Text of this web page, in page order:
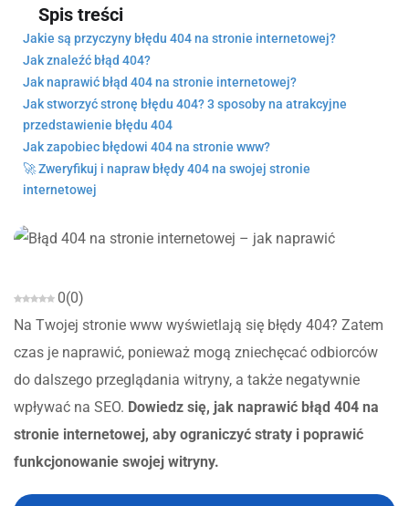
0(0)
Na Twojej stronie www wyświetlają się błędy 404? Zatem
czas je naprawić, ponieważ mogą zniechęcać odbiorców
do dalszego przeglądania witryny, a także negatywnie
wpływać na SEO. Dowiedz się, jak naprawić błąd 404 na
stronie internetowej, aby ograniczyć straty i poprawić
funkcjonowanie swojej witryny.
Spis treści
Jakie są przyczyny błędu 404 na stronie internetowej?
Jak znaleźć błąd 404?
Jak naprawić błąd 404 na stronie internetowej?
Jak stworzyć stronę błędu 404? 3 sposoby na atrakcyjne
przedstawienie błędu 404
Jak zapobiec błędowi 404 na stronie www?
🚀 Zweryfikuj i napraw błędy 404 na swojej stronie
internetowej